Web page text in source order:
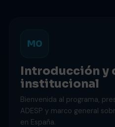
M0
Introducción y
institucional
Bienvenida al programa,
ADESP y marco general
en España.